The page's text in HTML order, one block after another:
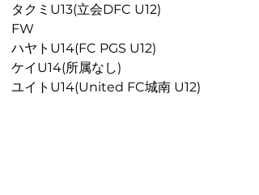
タクミU13(立会DFC U12)
FW
ハヤトU14(FC PGS U12)
ケイU14(所属なし)
ユイトU14(United FC城南 U12)